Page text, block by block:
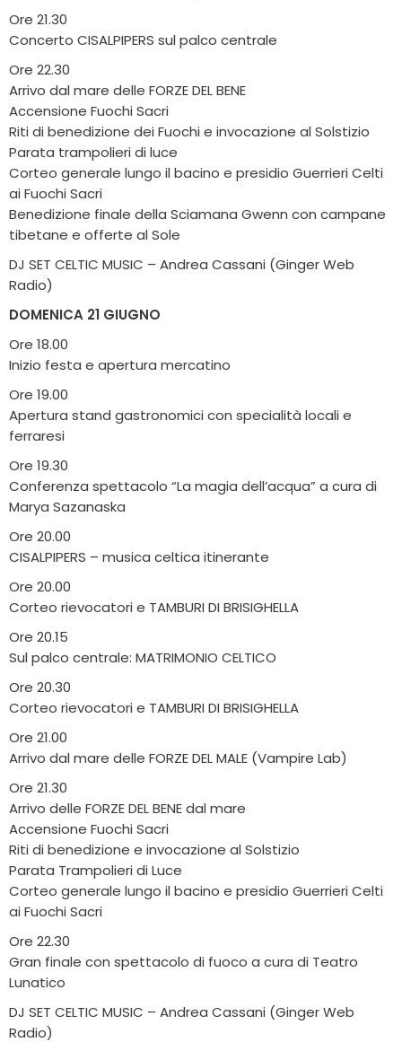
Ore 21.30
Concerto CISALPIPERS sul palco centrale
Ore 22.30
Arrivo dal mare delle FORZE DEL BENE
Accensione Fuochi Sacri
Riti di benedizione dei Fuochi e invocazione al Solstizio
Parata trampolieri di luce
Corteo generale lungo il bacino e presidio Guerrieri Celti
ai Fuochi Sacri
Benedizione finale della Sciamana Gwenn con campane
tibetane e offerte al Sole
DJ SET CELTIC MUSIC – Andrea Cassani (Ginger Web
Radio)
DOMENICA 21 GIUGNO
Ore 18.00
Inizio festa e apertura mercatino
Ore 19.00
Apertura stand gastronomici con specialità locali e
ferraresi
Ore 19.30
Conferenza spettacolo “La magia dell’acqua” a cura di
Marya Sazanaska
Ore 20.00
CISALPIPERS – musica celtica itinerante
Ore 20.00
Corteo rievocatori e TAMBURI DI BRISIGHELLA
Ore 20.15
Sul palco centrale: MATRIMONIO CELTICO
Ore 20.30
Corteo rievocatori e TAMBURI DI BRISIGHELLA
Ore 21.00
Arrivo dal mare delle FORZE DEL MALE (Vampire Lab)
Ore 21.30
Arrivo delle FORZE DEL BENE dal mare
Accensione Fuochi Sacri
Riti di benedizione e invocazione al Solstizio
Parata Trampolieri di Luce
Corteo generale lungo il bacino e presidio Guerrieri Celti
ai Fuochi Sacri
Ore 22.30
Gran finale con spettacolo di fuoco a cura di Teatro
Lunatico
DJ SET CELTIC MUSIC – Andrea Cassani (Ginger Web
Radio)